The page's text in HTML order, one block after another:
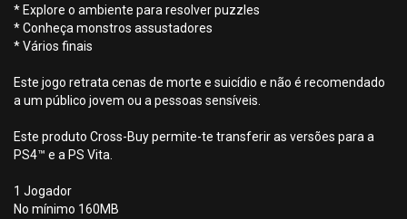
* Explore o ambiente para resolver puzzles
* Conheça monstros assustadores
* Vários finais
Este jogo retrata cenas de morte e suicídio e não é recomendado
a um público jovem ou a pessoas sensíveis.
Este produto Cross-Buy permite-te transferir as versões para a
PS4™ e a PS Vita.
1 Jogador
No mínimo 160MB